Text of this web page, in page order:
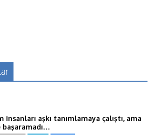
insanları aşkı tanımlamaya çalıştı, ama
başaramadı…